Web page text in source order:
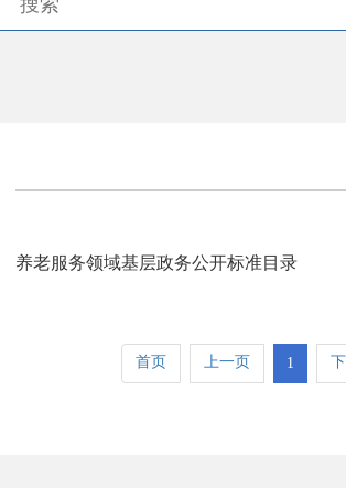
养老服务领域基层政务公开标准目录
首页 上一页 1